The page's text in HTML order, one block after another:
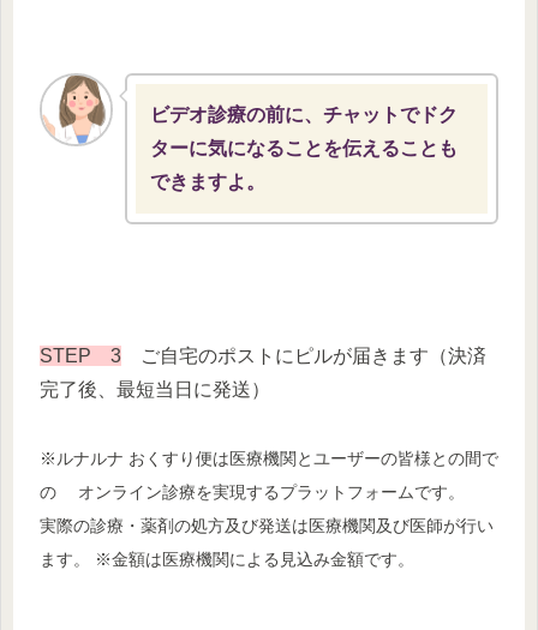
ビデオ診療の前に、チャットでドク
ターに気になることを伝えることも
できますよ。
STEP 3 ご自宅のポストにピルが届きます（決済
完了後、最短当日に発送）
※ルナルナ おくすり便は医療機関とユーザーの皆様との間で
の オンライン診療を実現するプラットフォームです。
実際の診療・薬剤の処方及び発送は医療機関及び医師が行い
ます。 ※金額は医療機関による見込み金額です。